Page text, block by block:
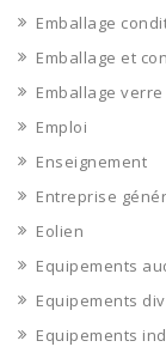
Emballage
Emballage et
Emballage verre
Emploi
Enseignement
Entreprise
Eolien
Equipements
Equipements
Equipements